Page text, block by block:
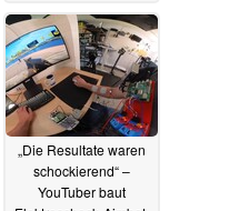
„Die Resultate waren
schockierend“ –
YouTuber baut